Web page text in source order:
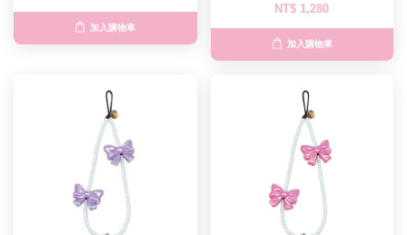
加入購物車
NT$ 1,280
加入購物車